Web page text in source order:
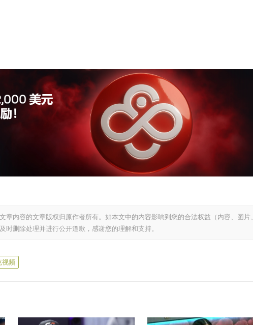
章内容的文章版权归原作者所有。如本文中的内容影响到您的合法权益（内容、图片、
时删除处理并进行公开道歉，感谢您的理解和支持。
视频